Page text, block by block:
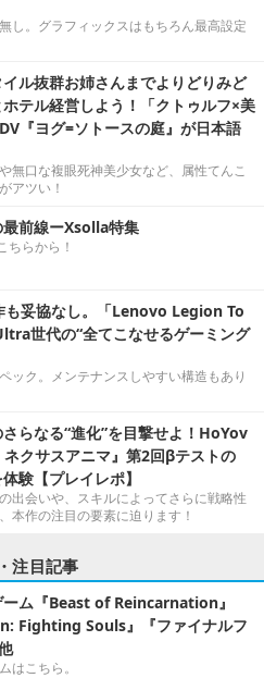
し。グラフィックスはもちろん最高設定
ル抜群お姉さんまでよりどりみど
テル経営しよう！「クトゥルフ×美
『ヨグ=ソトースの庭』が日本語
無口な複眼死神美少女など、属性てんこ
アツい！
前線ーXsolla特集
ちらから！
も妥協なし。「Lenovo Legion To
世代の“全てこなせるゲーミング
ック。メンテナンスしやすい構造もあり
らなる“進化”を目撃せよ！HoYov
クサスアニマ』第2回βテストの
験【プレイレポ】
出会いや、スキルによってさらに戦略性
本作の注目の要素に迫ります！
注目記事
ム『Beast of Reincarnation』
Fighting Souls』『ファイナルフ
はこちら。